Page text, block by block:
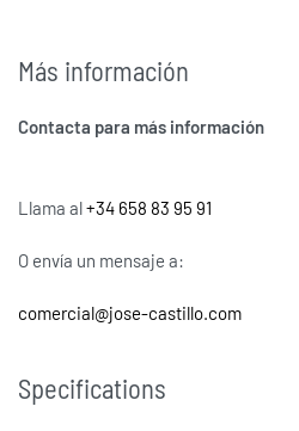
Más información
Contacta para más información
Llama al+34 658 83 95 91
O envía un mensaje a:
comercial@jose-castillo.com
Specifications